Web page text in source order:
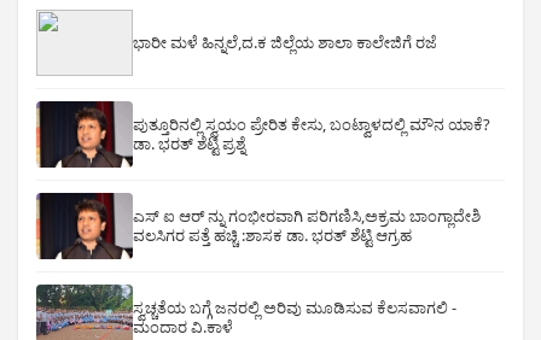
ಭಾರೀ ಮಳೆ ಹಿನ್ನಲೆ,ದ.ಕ ಜಿಲ್ಲೆಯ ಶಾಲಾ ಕಾಲೇಜಿಗೆ ರಜೆ
ಪುತ್ತೂರಿನಲ್ಲಿ ಸ್ವಯಂ ಪ್ರೇರಿತ ಕೇಸು, ಬಂಟ್ವಾಳದಲ್ಲಿ ಮೌನ ಯಾಕೆ?
ಡಾ. ಭರತ್ ಶೆಟ್ಟಿ ಪ್ರಶ್ನೆ
ಎಸ್ ಐ ಆರ್ ನ್ನು ಗಂಭೀರವಾಗಿ ಪರಿಗಣಿಸಿ,ಅಕ್ರಮ ಬಾಂಗ್ಲಾದೇಶಿ
ವಲಸಿಗರ ಪತ್ತೆ ಹಚ್ಚಿ :ಶಾಸಕ ಡಾ. ಭರತ್ ಶೆಟ್ಟಿ ಆಗ್ರಹ
ಸ್ವಚ್ಚತೆಯ ಬಗ್ಗೆ ಜನರಲ್ಲಿ ಅರಿವು ಮೂಡಿಸುವ ಕೆಲಸವಾಗಲಿ -
ಮಂದಾರ ವಿ.ಕಾಳೆ